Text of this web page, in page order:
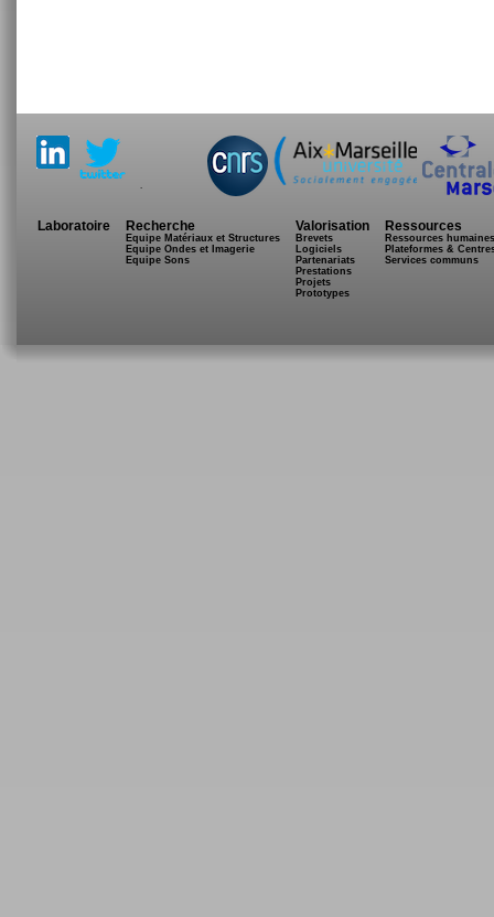
Laboratoire Recherche
Equipe Matériaux et Structures
Equipe Ondes et Imagerie
Equipe Sons
Valorisation
Brevets
Logiciels
Partenariats
Prestations
Projets
Prototypes
Ressources
Ressources humaines
Plateformes &
Services communs